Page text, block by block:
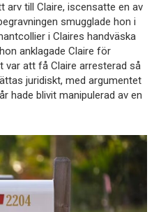
arv till Claire, iscensatte en av
smugglade hon i
i Claires handväska
anklagade Claire för
var att få Claire arresterad så
juridiskt, med argumentet
hade blivit manipulerad av en